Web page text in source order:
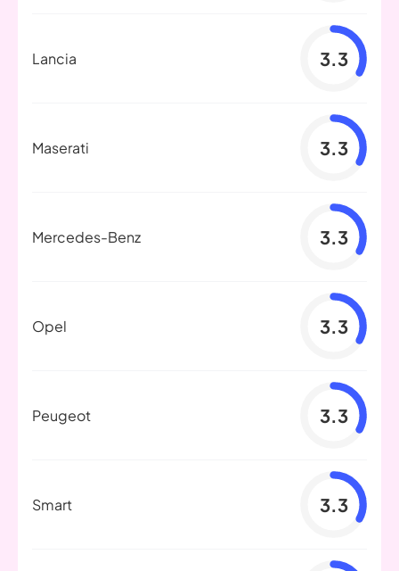
Lancia 3.3
Maserati 3.3
Mercedes-Benz 3.3
Opel 3.3
Peugeot 3.3
Smart 3.3